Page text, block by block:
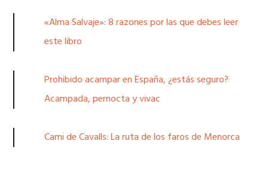
«Alma Salvaje»: 8 razones por las que debes leer
este libro
Prohibido acampar en España, ¿estás seguro?
Acampada, pernocta y vivac
Cami de Cavalls: La ruta de los faros de Menorca